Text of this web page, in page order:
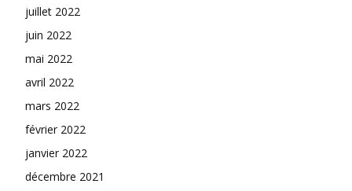
juillet 2022
juin 2022
mai 2022
avril 2022
mars 2022
février 2022
janvier 2022
décembre 2021